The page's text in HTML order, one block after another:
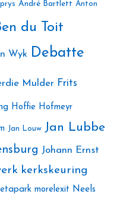
André Bartlett Anton
du Toit
Wyk Debatte
Mulder Frits
Hoffie Hofmeyr
Jan Louw Jan Lubbe
Johann Ernst
kerkskeuring
morelexit Neels